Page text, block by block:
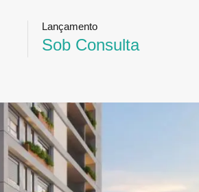
Lançamento
Sob Consulta